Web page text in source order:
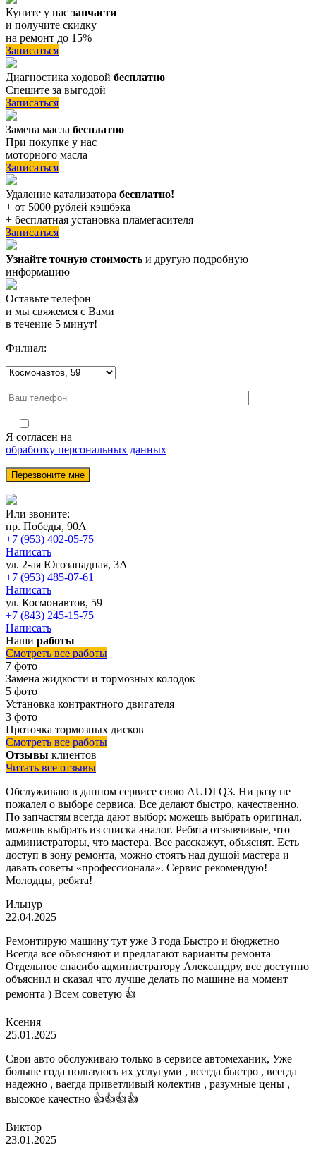
Купите у нас запчасти
и получите скидку
на ремонт до 15%
Записаться
Диагностика ходовой бесплатно
Спешите за выгодой
Записаться
Замена масла бесплатно
При покупке у нас
моторного масла
Записаться
Удаление катализатора бесплатно!
+ от 5000 рублей кэшбэка
+ бесплатная установка пламегасителя
Записаться
Узнайте точную стоимость и другую подробную
информацию
Оставьте телефон
и мы свяжемся с Вами
в течение 5 минут!
Филиал:
Я согласен на
обработку персональных данных
Или звоните:
пр. Победы, 90А
+7 (953) 402-05-75
Написать
ул. 2-ая Югозападная, 3А
+7 (953) 485-07-61
Написать
ул. Космонавтов, 59
+7 (843) 245-15-75
Написать
Наши работы
Смотреть все работы
7 фото
Замена жидкости и тормозных колодок
5 фото
Установка контрактного двигателя
3 фото
Проточка тормозных дисков
Смотреть все работы
Отзывы клиентов
Читать все отзывы
Обслуживаю в данном сервисе свою AUDI Q3. Ни разу не
пожалел о выборе сервиса. Все делают быстро, качественно.
По запчастям всегда дают выбор: можешь выбрать оригинал,
можешь выбрать из списка аналог. Ребята отзывчивые, что
администраторы, что мастера. Все расскажут, объяснят. Есть
доступ в зону ремонта, можно стоять над душой мастера и
давать советы «профессионала». Сервис рекомендую!
Молодцы, ребята!
Ильнур
22.04.2025
Ремонтирую машину тут уже 3 года Быстро и бюджетно
Всегда все объясняют и предлагают варианты ремонта
Отдельное спасибо администратору Александру, все доступно
объяснил и сказал что лучше делать по машине на момент
ремонта ) Всем советую 👍
Ксения
25.01.2025
Свои авто обслуживаю только в сервисе автомеханик, Уже
больше года пользуюсь их услугуми , всегда быстро , всегда
надежно , ваегда приветливый колектив , разумные цены ,
высокое качестно 👍👍👍👍
Виктор
23.01.2025